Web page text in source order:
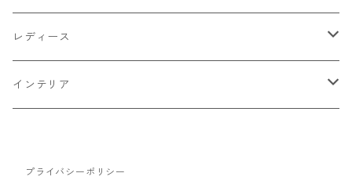
トップス
Tシャツ・カットソー
スウェット
ボトムス
ジャケット
バッグ
レディース
トップス
シャツ
スカート
アウター
インテリア
テレビ台
プライバシーポリシー